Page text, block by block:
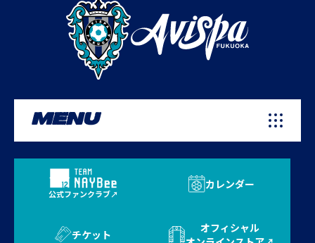
MENU
公式ファンクラブ
カレンダー
チケット
オフィシャル